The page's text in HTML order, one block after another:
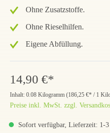
Ohne Zusatzstoffe.
Ohne Rieselhilfen.
Eigene Abfüllung.
14,90 €*
Inhalt: 0.08 Kilogramm (186,25 €* / 1
Preise inkl. MwSt. zzgl.
Sofort verfügbar, Lieferzeit: 1-3